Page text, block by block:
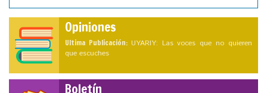
Opiniones
Ultima Publicación: UYARIY: Las voces que no quieren
que escuches
Boletín